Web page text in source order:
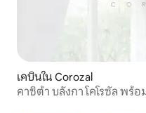
เคบินใน Corozal
คาซิต้า บลังกา โคโรซัล พร้